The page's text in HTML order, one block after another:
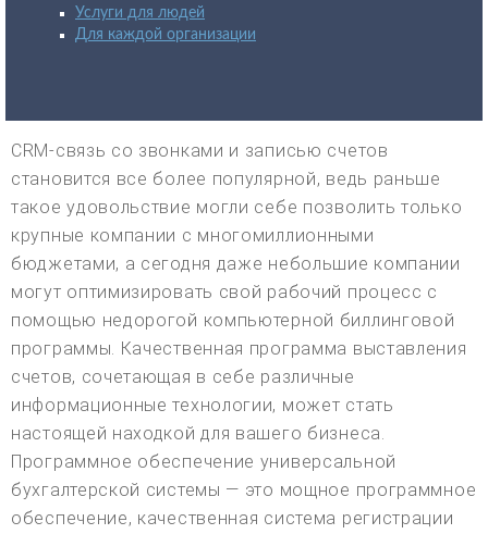
Услуги для людей
Для каждой организации
CRM-связь со звонками и записью счетов
становится все более популярной, ведь раньше
такое удовольствие могли себе позволить только
крупные компании с многомиллионными
бюджетами, а сегодня даже небольшие компании
могут оптимизировать свой рабочий процесс с
помощью недорогой компьютерной биллинговой
программы. Качественная программа выставления
счетов, сочетающая в себе различные
информационные технологии, может стать
настоящей находкой для вашего бизнеса.
Программное обеспечение универсальной
бухгалтерской системы — это мощное программное
обеспечение, качественная система регистрации